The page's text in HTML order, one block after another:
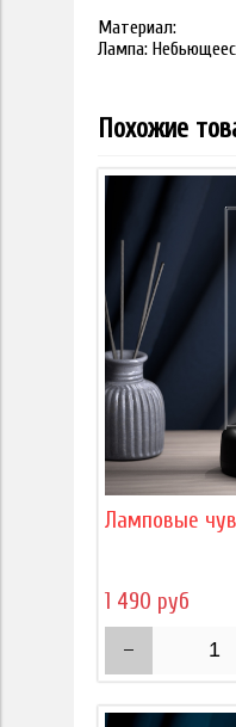
Материал:
Лампа:
Похожие
Ламповые
1 490 руб